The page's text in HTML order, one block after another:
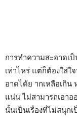
การทำความสะอาดเ
เท่าไหร่ แต่ก็ต้องใส่ใ
อาดได้ย ากเหลือเกิน
แน่น ไม่สามารถเอาอ
นั้นเป็นเรื่องที่ไม่สนุกเ